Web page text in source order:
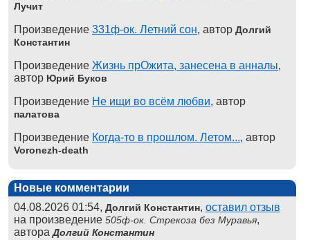
Лучит
Произведение 331ф-ок. Летний сон, автор Долгий
Константин
Произведение Жизнь прОжита, занесена в анналы,
автор Юрий Буков
Произведение Не ищи во всём любви, автор
палатова
Произведение Когда-то в прошлом. Летом..., автор
Voronezh-death
Новые комментарии
04.08.2026 01:54, Долгий Константин, оставил отзыв
на произведение 505ф-ок. Стрекоза без Муравья,
автораДолгий Константин